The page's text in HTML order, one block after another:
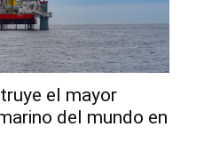
el mayor
del mundo en